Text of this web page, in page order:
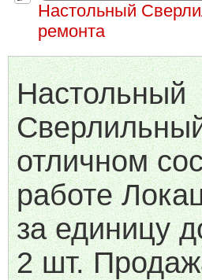
Настольный
ремонта
Настольный
отличном
работе
за единицу
2 шт.